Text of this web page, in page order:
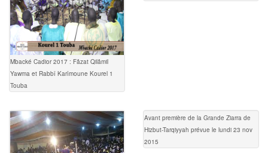
Mbacké Cadior 2017 : Fâzat Qilâmil
Yawma et Rabbî Karîmoune Kourel 1
Touba
Avant première de la Grande Ziarra de
Hizbut-Tarqiyyah prévue le lundi 23 nov
2015